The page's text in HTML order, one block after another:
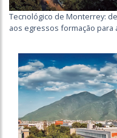
Tecnológico de Monterrey:
aos egressos formação para